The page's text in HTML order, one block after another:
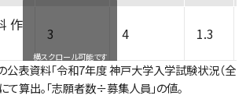
作
3 4 1.3
横スクロール可能です
公表資料「令和7年度 神戸大学入学試験状況（全
て算出。「志願者数÷募集人員」の値。